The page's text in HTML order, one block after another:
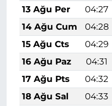
13 Ağu Per 04:27
14 Ağu Cum
04:28
15 Ağu Cts
04:29
16 Ağu Paz
04:31
17 Ağu Pts
04:32
18 Ağu Sal
04:33